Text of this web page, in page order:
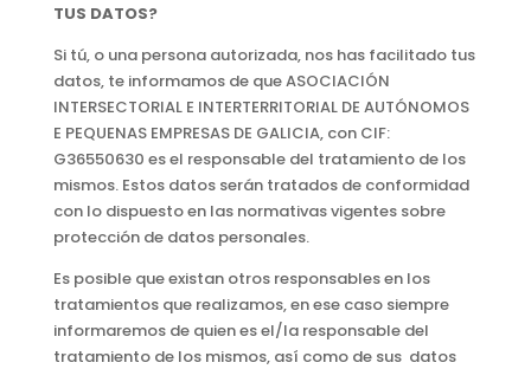
TUS DATOS?
Si tú, o una persona autorizada, nos has facilitado tus
datos, te informamos de que ASOCIACIÓN
INTERSECTORIAL E INTERTERRITORIAL DE AUTÓNOMOS
E PEQUENAS EMPRESAS DE GALICIA, con CIF:
G36550630 es el responsable del tratamiento de los
mismos. Estos datos serán tratados de conformidad
con lo dispuesto en las normativas vigentes sobre
protección de datos personales.
Es posible que existan otros responsables en los
tratamientos que realizamos, en ese caso siempre
informaremos de quien es el/la responsable del
tratamiento de los mismos, así como de sus datos